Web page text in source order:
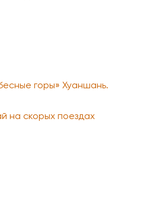
горы» Хуаншань.
на скорых поездах